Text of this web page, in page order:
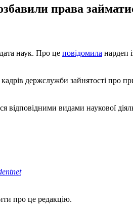
права
наук. Про це повідомила нардеп
держслужби зайнятості про
відповідними видами наукової
про це редакцію.